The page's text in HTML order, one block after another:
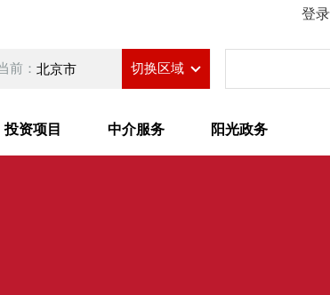
前： 北京市 切换区域
投资项目 中介服务 阳光政务